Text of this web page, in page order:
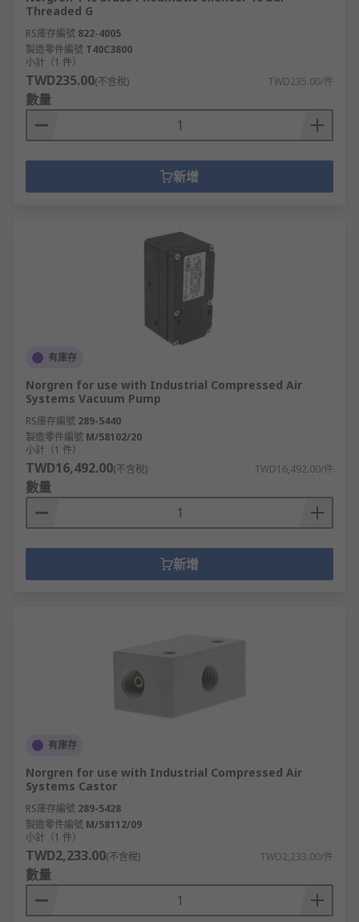
Threaded G
RS庫存編號 822-4005
製造零件編號 T40C3800
小計（1 件）
TWD235.00(不含稅) TWD235.00/件
數量
新增
有庫存
Norgren for use with Industrial Compressed Air
Systems Vacuum Pump
RS庫存編號 289-5440
製造零件編號 M/58102/20
小計（1 件）
TWD16,492.00(不含稅) TWD16,492.00/件
數量
新增
有庫存
Norgren for use with Industrial Compressed Air
Systems Castor
RS庫存編號 289-5428
製造零件編號 M/58112/09
小計（1 件）
TWD2,233.00(不含稅) TWD2,233.00/件
數量